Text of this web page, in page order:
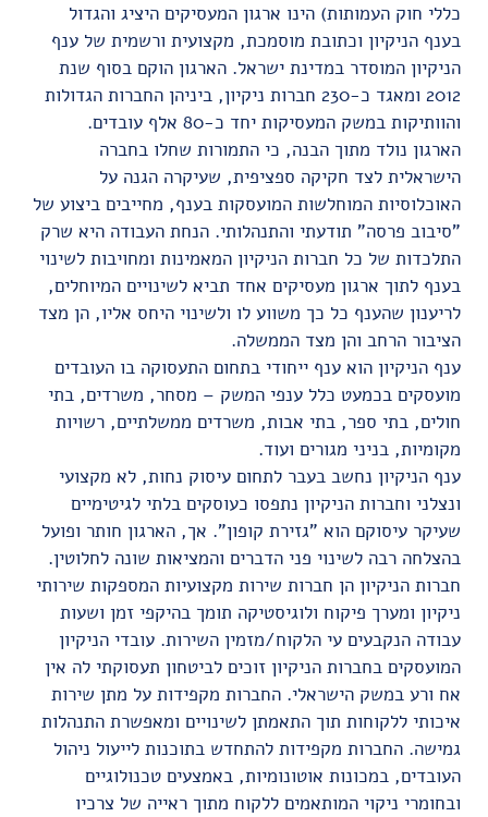
כללי חוק העמותות) הינו ארגון המעסיקים היציג והגדול
בענף הניקיון וכתובת מוסמכת, מקצועית ורשמית של ענף
הניקיון המוסדר במדינת ישראל. הארגון הוקם בסוף שנת
2012 ומאגד כ-230 חברות ניקיון, ביניהן החברות הגדולות
והוותיקות במשק המעסיקות יחד כ-80 אלף עובדים.
הארגון נולד מתוך הבנה, כי התמורות שחלו בחברה
הישראלית לצד חקיקה ספציפית, שעיקרה הגנה על
האוכלוסיות המוחלשות המועסקות בענף, מחייבים ביצוע של
"סיבוב פרסה" תודעתי והתנהלותי. הנחת העבודה היא שרק
התלכדות של כל חברות הניקיון המאמינות ומחויבות לשינוי
בענף לתוך ארגון מעסיקים אחד תביא לשינויים המיוחלים,
לריענון שהענף כל כך משווע לו ולשינוי היחס אליו, הן מצד
הציבור הרחב והן מצד הממשלה.
ענף הניקיון הוא ענף ייחודי בתחום התעסוקה בו העובדים
מועסקים בכמעט כלל ענפי המשק – מסחר, משרדים, בתי
חולים, בתי ספר, בתי אבות, משרדים ממשלתיים, רשויות
מקומיות, בניני מגורים ועוד.
ענף הניקיון נחשב בעבר לתחום עיסוק נחות, לא מקצועי
ונצלני וחברות הניקיון נתפסו כעוסקים בלתי לגיטימיים
שעיקר עיסוקם הוא "גזירת קופון". אך, הארגון חותר ופועל
בהצלחה רבה לשינוי פני הדברים והמציאות שונה לחלוטין.
חברות הניקיון הן חברות שירות מקצועיות המספקות שירותי
ניקיון ומערך פיקוח ולוגיסטיקה תומך בהיקפי זמן ושעות
עבודה הנקבעים עי הלקוח/מזמין השירות. עובדי הניקיון
המועסקים בחברות הניקיון זוכים לביטחון תעסוקתי לה אין
אח ורע במשק הישראלי. החברות מקפידות על מתן שירות
איכותי ללקוחות תוך התאמתן לשינויים ומאפשרת התנהלות
גמישה. החברות מקפידות להתחדש בתוכנות לייעול ניהול
העובדים, במכונות אוטונומיות, באמצעים טכנולוגיים
ובחומרי ניקוי המותאמים ללקוח מתוך ראייה של צרכיו